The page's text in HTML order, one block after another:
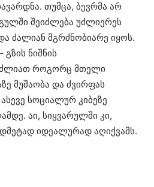
თუმცა, ბევრმა არ
შეიძლება უძლიერეს
ძალიან მგრძნობიარე იყოს.
გზის ნიშნის
როგორც მთელი
მუშაობა და ძვირფას
სოციალურ კიბეზე
აი, სიყვარულში კი,
იდეალურად აღიქვამს.